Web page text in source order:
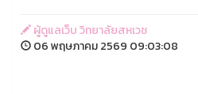
ผู้ดูแลเว็บ วิทยาลัยสหเวช
06 พฤษภาคม 2569 09:03:08